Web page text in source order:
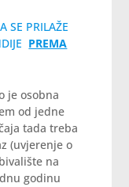
SE PRILAŽE
PREMA
je osobna
od jedne
tada treba
(uvjerenje o
na
godinu